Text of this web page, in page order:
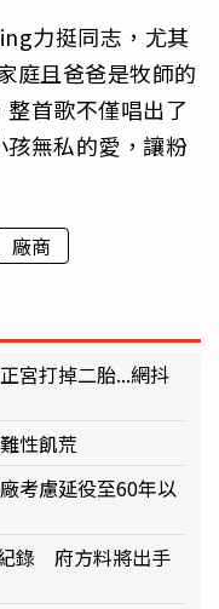
力挺同志，尤其
庭且爸爸是牧師的
首歌不僅唱出了
無私的愛，讓粉
廠商
宮打掉二胎...網抖
性飢荒
考慮延役至60年以
錄 府方料將出手